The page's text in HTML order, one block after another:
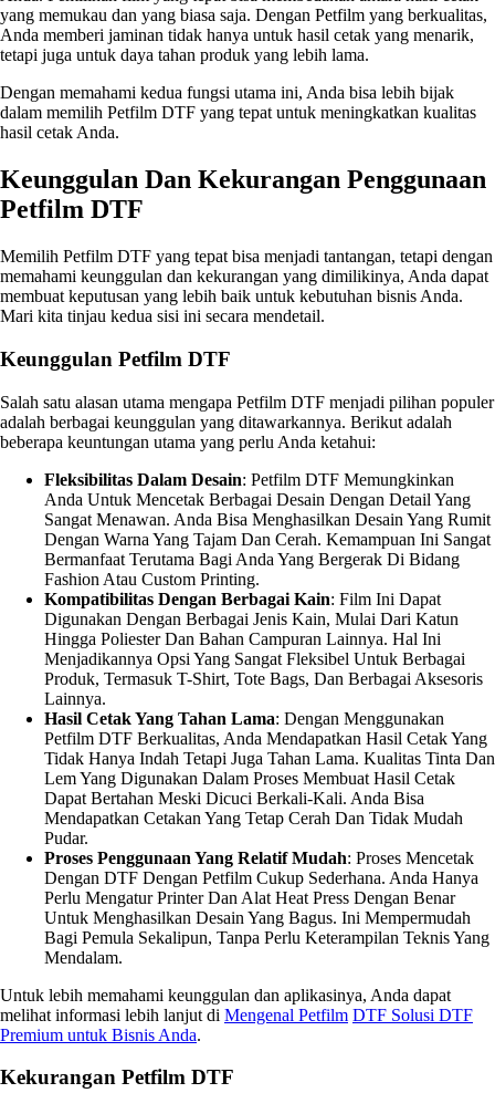
yang memukau dan yang biasa saja. Dengan Petfilm yang berkualitas,
Anda memberi jaminan tidak hanya untuk hasil cetak yang menarik,
tetapi juga untuk daya tahan produk yang lebih lama.
Dengan memahami kedua fungsi utama ini, Anda bisa lebih bijak
dalam memilih Petfilm DTF yang tepat untuk meningkatkan kualitas
hasil cetak Anda.
Keunggulan Dan Kekurangan Penggunaan
Petfilm DTF
Memilih Petfilm DTF yang tepat bisa menjadi tantangan, tetapi dengan
memahami keunggulan dan kekurangan yang dimilikinya, Anda dapat
membuat keputusan yang lebih baik untuk kebutuhan bisnis Anda.
Mari kita tinjau kedua sisi ini secara mendetail.
Keunggulan Petfilm DTF
Salah satu alasan utama mengapa Petfilm DTF menjadi pilihan populer
adalah berbagai keunggulan yang ditawarkannya. Berikut adalah
beberapa keuntungan utama yang perlu Anda ketahui:
Fleksibilitas Dalam Desain: Petfilm DTF Memungkinkan
Anda Untuk Mencetak Berbagai Desain Dengan Detail Yang
Sangat Menawan. Anda Bisa Menghasilkan Desain Yang Rumit
Dengan Warna Yang Tajam Dan Cerah. Kemampuan Ini Sangat
Bermanfaat Terutama Bagi Anda Yang Bergerak Di Bidang
Fashion Atau Custom Printing.
Kompatibilitas Dengan Berbagai Kain: Film Ini Dapat
Digunakan Dengan Berbagai Jenis Kain, Mulai Dari Katun
Hingga Poliester Dan Bahan Campuran Lainnya. Hal Ini
Menjadikannya Opsi Yang Sangat Fleksibel Untuk Berbagai
Produk, Termasuk T-Shirt, Tote Bags, Dan Berbagai Aksesoris
Lainnya.
Hasil Cetak Yang Tahan Lama: Dengan Menggunakan
Petfilm DTF Berkualitas, Anda Mendapatkan Hasil Cetak Yang
Tidak Hanya Indah Tetapi Juga Tahan Lama. Kualitas Tinta Dan
Lem Yang Digunakan Dalam Proses Membuat Hasil Cetak
Dapat Bertahan Meski Dicuci Berkali-Kali. Anda Bisa
Mendapatkan Cetakan Yang Tetap Cerah Dan Tidak Mudah
Pudar.
Proses Penggunaan Yang Relatif Mudah: Proses Mencetak
Dengan DTF Dengan Petfilm Cukup Sederhana. Anda Hanya
Perlu Mengatur Printer Dan Alat Heat Press Dengan Benar
Untuk Menghasilkan Desain Yang Bagus. Ini Mempermudah
Bagi Pemula Sekalipun, Tanpa Perlu Keterampilan Teknis Yang
Mendalam.
Untuk lebih memahami keunggulan dan aplikasinya, Anda dapat
melihat informasi lebih lanjut di Mengenal Petfilm DTF Solusi DTF
Premium untuk Bisnis Anda.
Kekurangan Petfilm DTF